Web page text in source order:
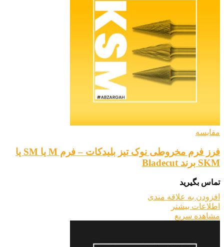
مقایسه
فرز فرم مخروطی نوک تیز بلیدکات – فرم M یا SM یا
SKM برند Bladecut
تماس بگیرید
افزودن به علاقه مندی
اطلاعات بیشتر
مشاهده سریع